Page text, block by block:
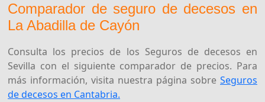
Comparador de seguro de decesos en
La Abadilla de Cayón
Consulta los precios de los Seguros de decesos en
Sevilla con el siguiente comparador de precios. Para
más información, visita nuestra página sobre Seguros
de decesos en Cantabria.